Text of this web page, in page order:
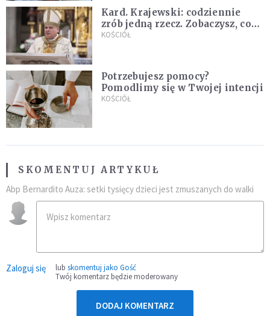
Kard. Krajewski: codziennie
zrób jedną rzecz. Zobaczysz, co
stanie się z twoim życiem
KOŚCIÓŁ
Potrzebujesz pomocy?
Pomodlimy się w Twojej intencji
KOŚCIÓŁ
SKOMENTUJ ARTYKUŁ
Abp Bernardito Auza: setki tysięcy dzieci jest zmuszanych do walki
Zaloguj się lub skomentuj jako Gość
Twój komentarz będzie moderowany
DODAJ KOMENTARZ